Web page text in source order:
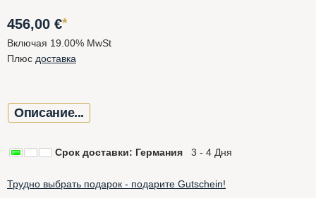
456,00 €*
Включая 19.00% MwSt
Плюс доставка
Описание...
Срок доставки: Германия 3 - 4 Дня
Трудно выбрать подарок - подарите Gutschein!